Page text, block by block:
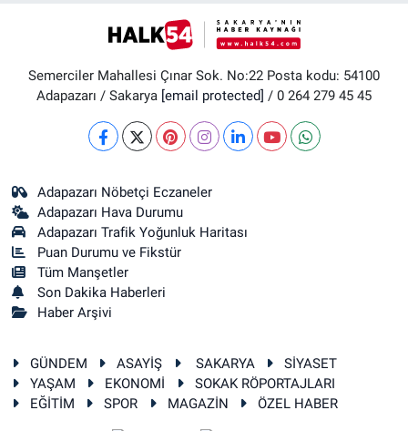
Semerciler Mahallesi Çınar Sok. No:22 Posta kodu: 54100
Adapazarı / Sakarya [email protected] / 0 264 279 45 45
Adapazarı Nöbetçi Eczaneler
Adapazarı Hava Durumu
Adapazarı Trafik Yoğunluk Haritası
Puan Durumu ve Fikstür
Tüm Manşetler
Son Dakika Haberleri
Haber Arşivi
GÜNDEM ASAYİŞ SAKARYA
SİYASET
YAŞAM
EKONOMİ
SOKAK RÖPORTAJLARI
EĞİTİM
SPOR MAGAZİN ÖZEL HABER